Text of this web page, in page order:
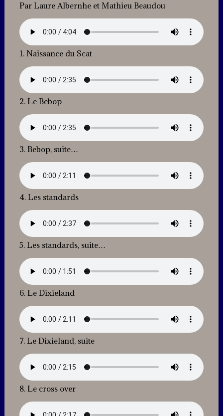
Par Laure Albernhe et Mathieu Beaudou
1. Naissance du Scat
2. Le Bebop
3. Bebop, suite…
4. Les standards
5. Les standards, suite…
6. Le Dixieland
7. Le Dixieland, suite
8. Le cross over